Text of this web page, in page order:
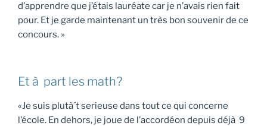
d’apprendre que j’étais lauréate car je n’avais rien fait
pour. Et je garde maintenant un très bon souvenir de ce
concours. »
Et à part les math?
«Je suis plutà´t serieuse dans tout ce qui concerne
l’école. En dehors, je joue de l’accordéon depuis déjà 9